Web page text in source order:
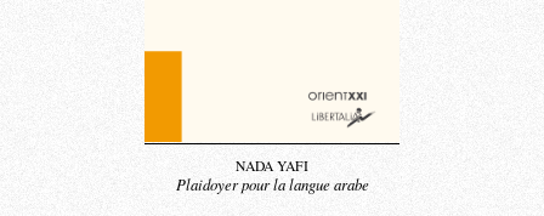
NADA YAFI
Plaidoyer pour la langue arabe